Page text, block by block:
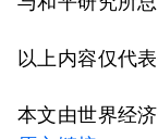
以上内容仅代
本文由世界经